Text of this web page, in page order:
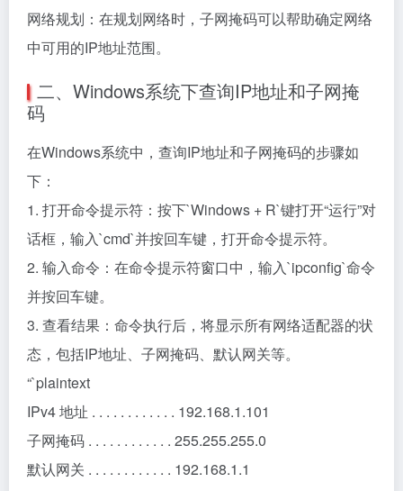
网络规划：在规划网络时，子网掩码可以帮助确定网络
中可用的IP地址范围。
二、Windows系统下查询IP地址和子网掩
码
在Windows系统中，查询IP地址和子网掩码的步骤如
下：
1. 打开命令提示符：按下`Windows + R`键打开“运行”对
话框，输入`cmd`并按回车键，打开命令提示符。
2. 输入命令：在命令提示符窗口中，输入`ipconfig`命令
并按回车键。
3. 查看结果：命令执行后，将显示所有网络适配器的状
态，包括IP地址、子网掩码、默认网关等。
“`plaintext
IPv4 地址 . . . . . . . . . . . . 192.168.1.101
子网掩码 . . . . . . . . . . . . 255.255.255.0
默认网关 . . . . . . . . . . . . 192.168.1.1